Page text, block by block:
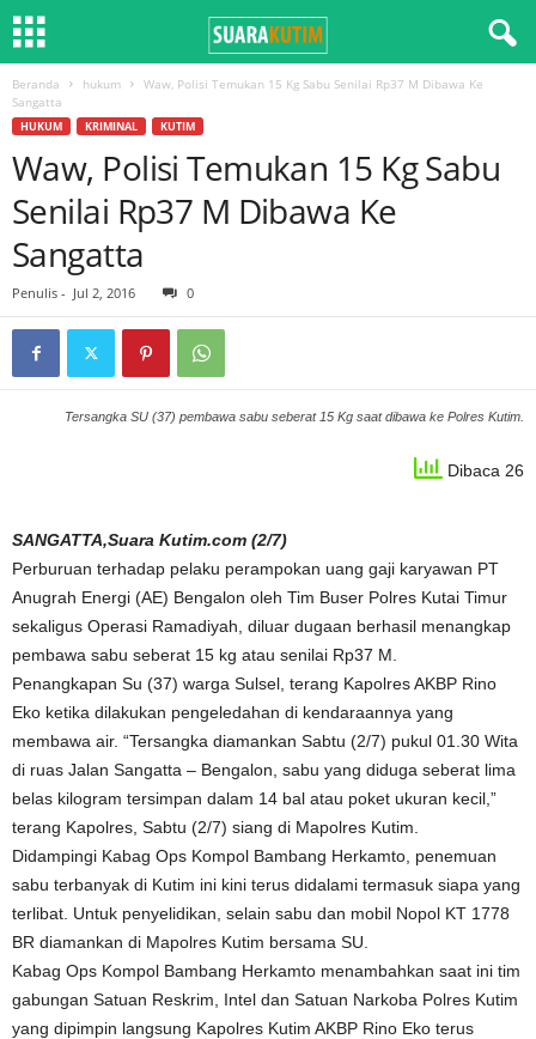
Beranda hukum
Waw, Polisi Temukan 15 Kg Sabu Senilai Rp37 M Dibawa Ke
Sangatta
HUKUM KRIMINAL KUTIM
Waw, Polisi Temukan 15 Kg Sabu
Senilai Rp37 M Dibawa Ke
Sangatta
Penulis - Jul 2, 2016 0
Tersangka SU (37) pembawa sabu seberat 15 Kg saat dibawa ke Polres Kutim.
Dibaca 26
SANGATTA,Suara Kutim.com (2/7)
Perburuan terhadap pelaku perampokan uang gaji karyawan PT
Anugrah Energi (AE) Bengalon oleh Tim Buser Polres Kutai Timur
sekaligus Operasi Ramadiyah, diluar dugaan berhasil menangkap
pembawa sabu seberat 15 kg atau senilai Rp37 M.
Penangkapan Su (37) warga Sulsel, terang Kapolres AKBP Rino
Eko ketika dilakukan pengeledahan di kendaraannya yang
membawa air. “Tersangka diamankan Sabtu (2/7) pukul 01.30 Wita
di ruas Jalan Sangatta – Bengalon, sabu yang diduga seberat lima
belas kilogram tersimpan dalam 14 bal atau poket ukuran kecil,”
terang Kapolres, Sabtu (2/7) siang di Mapolres Kutim.
Didampingi Kabag Ops Kompol Bambang Herkamto, penemuan
sabu terbanyak di Kutim ini kini terus didalami termasuk siapa yang
terlibat. Untuk penyelidikan, selain sabu dan mobil Nopol KT 1778
BR diamankan di Mapolres Kutim bersama SU.
Kabag Ops Kompol Bambang Herkamto menambahkan saat ini tim
gabungan Satuan Reskrim, Intel dan Satuan Narkoba Polres Kutim
yang dipimpin langsung Kapolres Kutim AKBP Rino Eko terus